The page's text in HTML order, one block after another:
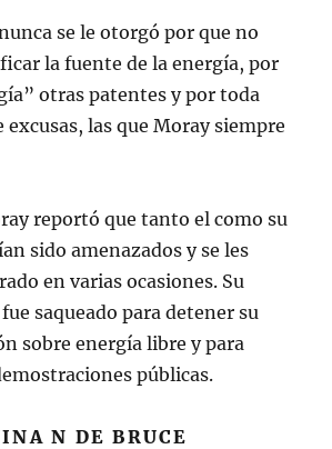
se le otorgó por que no
la fuente de la energía, por
otras patentes y por toda
excusas, las que Moray siempre
reportó que tanto el como su
sido amenazados y se les
en varias ocasiones. Su
saqueado para detener su
sobre energía libre y para
públicas.
N DE BRUCE